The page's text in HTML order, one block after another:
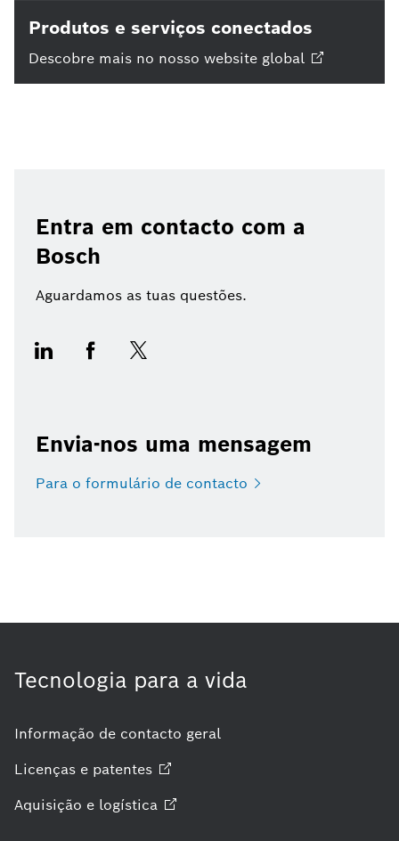
Produtos e serviços conectados
Descobre mais no nosso website global
Entra em contacto com a
Bosch
Aguardamos as tuas questões.
Envia-nos uma mensagem
Para o formulário de contacto
Tecnologia para a vida
Informação de contacto geral
Licenças e patentes
Aquisição e logística